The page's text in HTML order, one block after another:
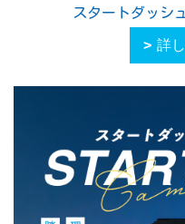
スタートダッシ
詳